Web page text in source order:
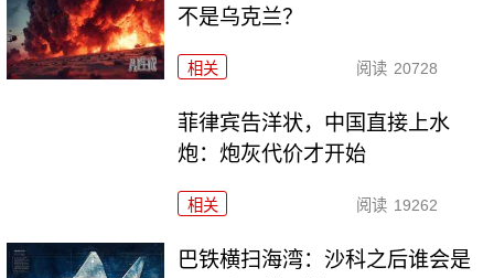
不是乌克兰？
相关 阅读 20728
菲律宾告洋状，中国直接上水
炮：炮灰代价才开始
相关 阅读 19262
巴铁横扫海湾：沙科之后谁会是